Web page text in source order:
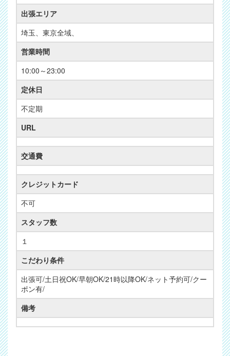
出張エリア
埼玉、東京全域、
営業時間
10:00～23:00
定休日
不定期
URL
交通費
クレジットカード
不可
スタッフ数
１
こだわり条件
出張可/土日祝OK/早朝OK/21時以降OK/ネット予約可/クー
ポン有/
備考